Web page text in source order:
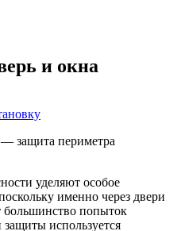
и окна
защита периметра
уделяют особое
именно через двери
попыток
используется